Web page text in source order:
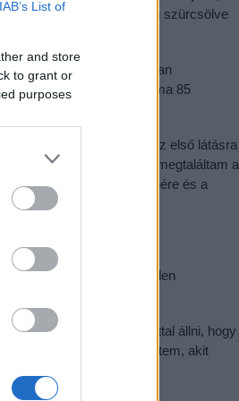
IAB’s List of
and store
to grant or
purposes
illik enni, majd hangosan szürcsölve
amit hiába van
a lakásod páratartalma 85
keresgélést követően az első látásra
a parkolóban, mire megtaláltam a
rendszámára, csak a színére és a
néninek mindig minden
a legjobb a falnak háttal állni, hogy
is, nem áll senki mögöttem, akit